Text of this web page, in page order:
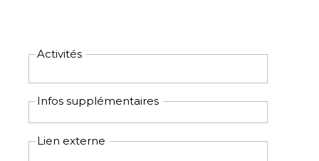
Activités
Infos supplémentaires
Lien externe